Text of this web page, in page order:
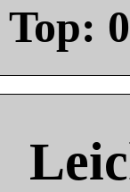
0